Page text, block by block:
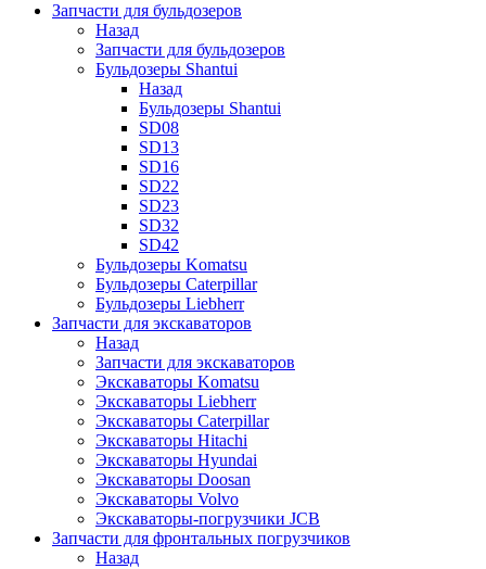
Запчасти для бульдозеров
Назад
Запчасти для бульдозеров
Бульдозеры Shantui
Назад
Бульдозеры Shantui
SD08
SD13
SD16
SD22
SD23
SD32
SD42
Бульдозеры Komatsu
Бульдозеры Caterpillar
Бульдозеры Liebherr
Запчасти для экскаваторов
Назад
Запчасти для экскаваторов
Экскаваторы Komatsu
Экскаваторы Liebherr
Экскаваторы Caterpillar
Экскаваторы Hitachi
Экскаваторы Hyundai
Экскаваторы Doosan
Экскаваторы Volvo
Экскаваторы-погрузчики JCB
Запчасти для фронтальных погрузчиков
Назад